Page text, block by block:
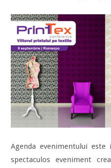
Agenda evenimentului
spectaculos eveniment